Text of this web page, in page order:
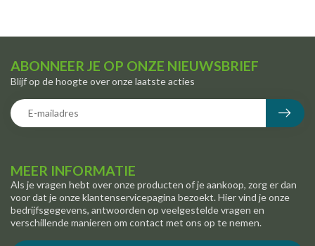
MEER INFORMATIE
Als je vragen hebt over onze producten of je aankoop, zorg er dan
voor dat je onze klantenservicepagina bezoekt. Hier vind je onze
bedrijfsgegevens, antwoorden op veelgestelde vragen en
verschillende manieren om contact met ons op te nemen.
ABONNEER JE OP ONZE NIEUWSBRIEF
Blijf op de hoogte over onze laatste acties